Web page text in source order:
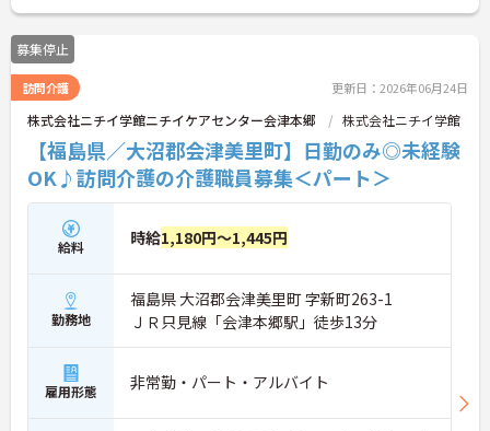
募集停止
訪問介護 更新日：2026年06月24日
株式会社ニチイ学館ニチイケアセンター会津本郷 株式会社ニチイ学館
【福島県／大沼郡会津美里町】日勤のみ◎未経験
OK♪訪問介護の介護職員募集＜パート＞
給料 時給1,180円～1,445円
勤務地
福島県 大沼郡会津美里町 字新町263-1
ＪＲ只見線「会津本郷駅」徒歩13分
雇用形態 非常勤・パート・アルバイト